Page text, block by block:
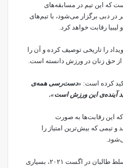
که این تیم در مسابقه‌های
که از ۲۳ تا ۲۹ اکتبر در دبی برگزار می‌شود، با تیم‌های
رقابت خواهد کرد.
را تاریخی توصیف کرده و آن را
حق زنان در ورزش دانسته است.
کرده است: «دست‌رسی همه‌ی
آینده‌ی این ورزش است».
این رقابت‌ها به صورت
تیمی که بیش‌ترین امتیاز را
این در حالی‌ست که از زمان تسلط طالبان در اگست ۲۰۲۱، بسیاری